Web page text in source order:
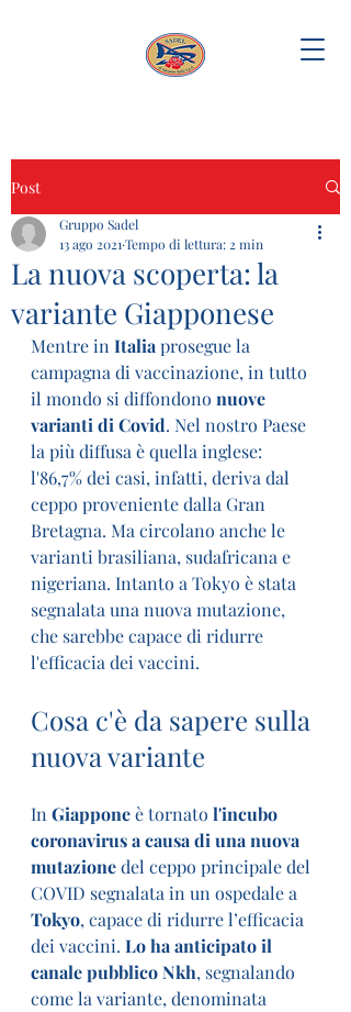
Post
La nuova scoperta: la
variante Giapponese
Gruppo Sadel
13 ago 2021 Tempo di lettura: 2 min
Mentre in Italia prosegue la
campagna di vaccinazione, in tutto
il mondo si diffondono nuove
varianti di Covid. Nel nostro Paese
la più diffusa è quella inglese:
l'86,7% dei casi, infatti, deriva dal
ceppo proveniente dalla Gran
Bretagna. Ma circolano anche le
varianti brasiliana, sudafricana e
nigeriana. Intanto a Tokyo è stata
segnalata una nuova mutazione,
che sarebbe capace di ridurre
l'efficacia dei vaccini.
Cosa c'è da sapere sulla
nuova variante
In Giappone è tornato l'incubo
coronavirus a causa di una nuova
mutazione del ceppo principale del
COVID segnalata in un ospedale a
Tokyo, capace di ridurre l’efficacia
dei vaccini. Lo ha anticipato il
canale pubblico Nkh, segnalando
come la variante, denominata